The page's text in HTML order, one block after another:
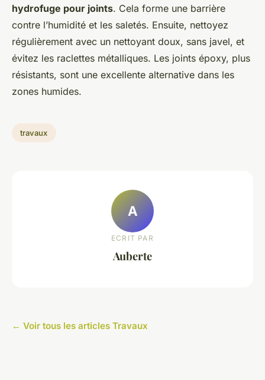
hydrofuge pour joints. Cela forme une barrière
contre l’humidité et les saletés. Ensuite, nettoyez
régulièrement avec un nettoyant doux, sans javel, et
évitez les raclettes métalliques. Les joints époxy, plus
résistants, sont une excellente alternative dans les
zones humides.
travaux
A
ECRIT PAR
Auberte
← Voir tous les articles Travaux